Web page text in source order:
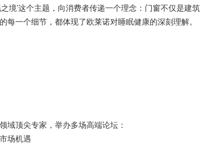
境'这个主题，向消费者传递一个理念：门窗不仅是建筑
一个细节，都体现了欧莱诺对睡眠健康的深刻理解。
域顶尖专家，举办多场高端论坛：
场机遇